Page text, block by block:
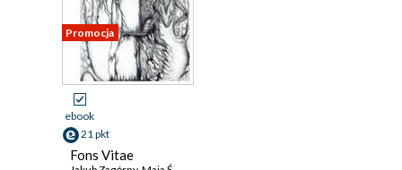
Promocja
ebook
21 pkt
Fons Vitae